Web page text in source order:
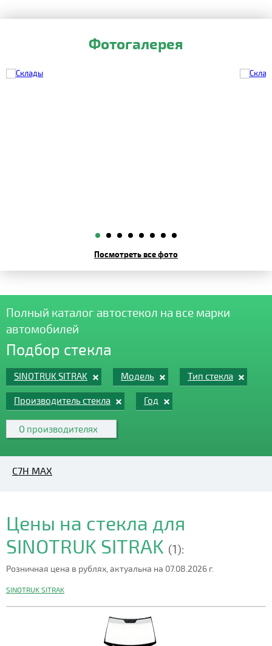
Фотогалерея
Посмотреть все фото
Полный каталог автостекол на все марки
автомобилей
Подбор стекла
SINOTRUK SITRAK Модель Тип стекла
Производитель стекла Год
О производителях
C7H MAX
Цены на стекла для
SINOTRUK SITRAK (1):
Розничная цена в рублях, актуальна на 07.08.2026 г.
SINOTRUK SITRAK